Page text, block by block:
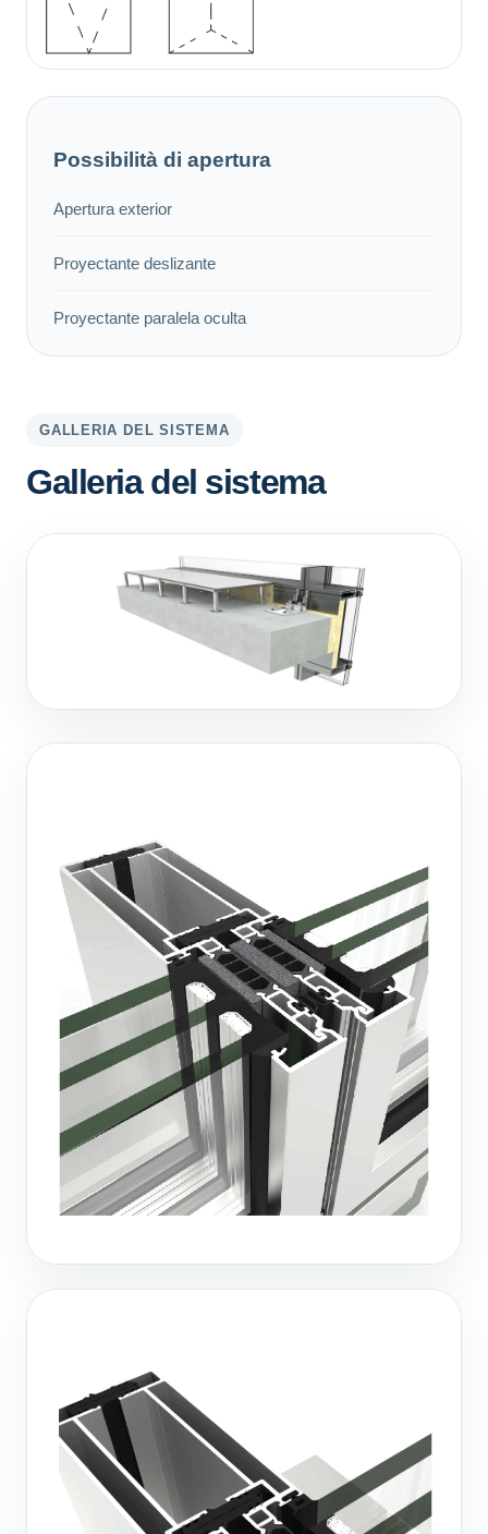
Possibilità di apertura
Apertura exterior
Proyectante deslizante
Proyectante paralela oculta
GALLERIA DEL SISTEMA
Galleria del sistema